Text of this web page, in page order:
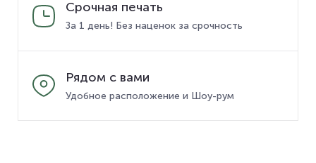
Срочная печать
За 1 день! Без наценок за срочность
Рядом с вами
Удобное расположение и Шоу-рум